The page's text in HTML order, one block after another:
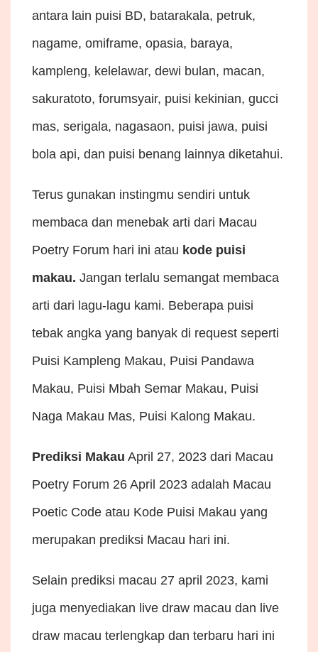
antara lain puisi BD, batarakala, petruk,
nagame, omiframe, opasia, baraya,
kampleng, kelelawar, dewi bulan, macan,
sakuratoto, forumsyair, puisi kekinian, gucci
mas, serigala, nagasaon, puisi jawa, puisi
bola api, dan puisi benang lainnya diketahui.
Terus gunakan instingmu sendiri untuk
membaca dan menebak arti dari Macau
Poetry Forum hari ini atau kode puisi
makau. Jangan terlalu semangat membaca
arti dari lagu-lagu kami. Beberapa puisi
tebak angka yang banyak di request seperti
Puisi Kampleng Makau, Puisi Pandawa
Makau, Puisi Mbah Semar Makau, Puisi
Naga Makau Mas, Puisi Kalong Makau.
Prediksi Makau April 27, 2023 dari Macau
Poetry Forum 26 April 2023 adalah Macau
Poetic Code atau Kode Puisi Makau yang
merupakan prediksi Macau hari ini.
Selain prediksi macau 27 april 2023, kami
juga menyediakan live draw macau dan live
draw macau terlengkap dan terbaru hari ini